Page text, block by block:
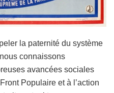
la paternité du système
connaissons
avancées sociales
Populaire et à l’action